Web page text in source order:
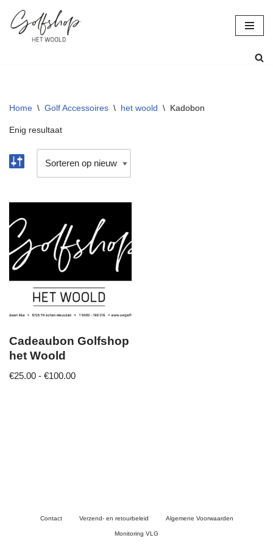
Ga
Home \ Golf Accessoires \ het woold \ Kadobon
Enig resultaat
Cadeaubon Golfshop
het Woold
€25.00 - €100.00
Contact Verzend- en retourbeleid Algemene Voorwaarden
Monitoring VLG